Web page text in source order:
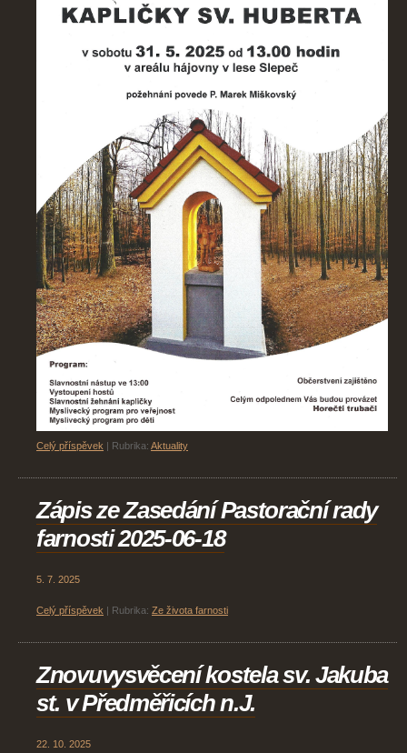
Celý příspěvek | Rubrika: Aktuality
Zápis ze Zasedání Pastorační rady
farnosti 2025-06-18
5. 7. 2025
Celý příspěvek | Rubrika: Ze života farnosti
Znovuvysvěcení kostela sv. Jakuba
st. v Předměřicích n.J.
22. 10. 2025